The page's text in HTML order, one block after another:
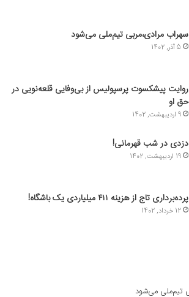
سهراب مرادی،مربی تیم‌ملی می‌شود
5 آذر, 1402
روایت پیشکسوت پرسپولیس از بی‌وفایی قلعه‌نویی در
حق او
9 اردیبهشت, 1402
دزدی در شب قهرمانی!
19 اردیبهشت, 1402
پرده‌برداری تاج از هزینه ۴۱۱ میلیاردی یک باشگاه!
12 خرداد, 1402
تیم‌ملی می‌شود